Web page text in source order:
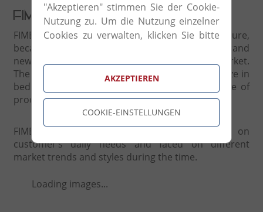
FIMES
FIMES is a point of reference for bedroom furniture,
because during the years it has increased brand
new, innovative and significant ideas for this market.
The company FIMES made the choice to specialize in
bedroom furniture, always offering a wide range of
products.
FIMES has always focused the attention on
customer’s daily needs and faced on different
market trends and styles during the time.
Loading images...
"Akzeptieren" stimmen Sie der Cookie-
Nutzung zu. Um die Nutzung einzelner
Cookies zu verwalten, klicken Sie bitte
AKZEPTIEREN
COOKIE-EINSTELLUNGEN